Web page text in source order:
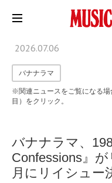
2026.07.06
バナナラマ
※関連ニュースをご覧になる
目）をクリック。
バナナラマ、
Confessions』
月にリイシュー